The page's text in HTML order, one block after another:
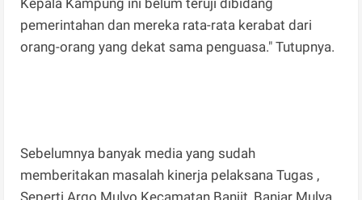
pemerintahan dan mereka rata-rata kerabat dari
orang-orang yang dekat sama penguasa." Tutupnya.
Sebelumnya banyak media yang sudah
memberitakan masalah kinerja pelaksana Tugas ,
Seperti Argo Mulyo Kecamatan.Banjit, Banjar Mulya